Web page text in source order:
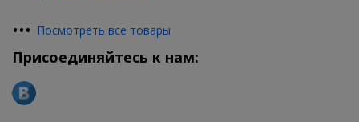
••• Посмотреть все товары
Присоединяйтесь к нам: